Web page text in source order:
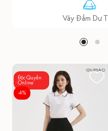
Váy Đầm Dự
Độc Quyền
Online
-4%